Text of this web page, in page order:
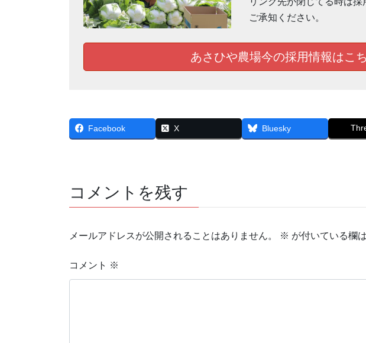
ご承知ください。
あさひや農場今の採用情報はこ
Facebook X Bluesky
コメントを残す
メールアドレスが公開されることはありません。 ※ が付いている欄
コメント ※